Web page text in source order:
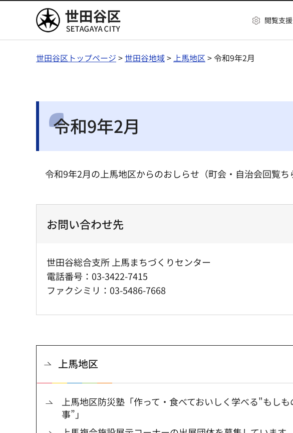
世田谷区 閲覧支援
世田谷区トップページ >世田谷地域>上馬地区> 令和9年2月
令和9年2月
令和9年2月の上馬地区からのおしらせ（町会・自治会回覧ち
お問い合わせ先
世田谷総合支所 上馬まちづくりセンター
電話番号：03-3422-7415
ファクシミリ：03-5486-7668
上馬地区
上馬地区防災塾「作って・食べておいしく学べる"もし
事”」